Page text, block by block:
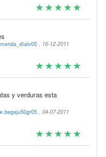
merida_díalv05 , 16-12-2011
y verduras esta
, 04-07-2011